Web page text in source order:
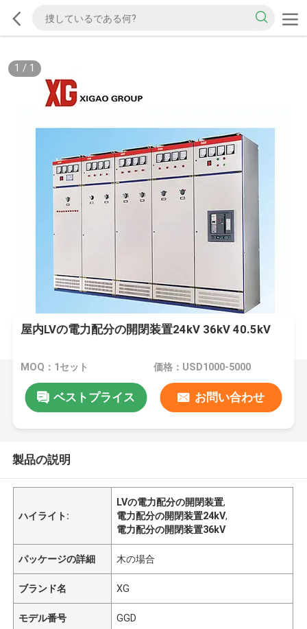
1 / 1
屋内LVの電力配分の開閉装置24kV 36kV 40.5kV
MOQ：1セット 価格：USD1000-5000
ベストプライス お問い合わせ
製品の説明
ハイライト:
LVの電力配分の開閉装置,
電力配分の開閉装置24kV,
電力配分の開閉装置36kV
パッケージの詳細 木の場合
ブランド名 XG
モデル番号 GGD